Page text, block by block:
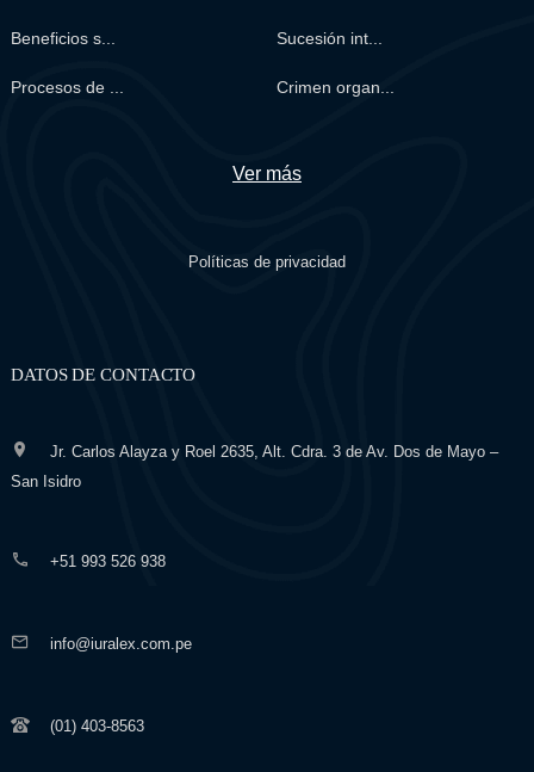
Beneficios s... Sucesión int...
Procesos de ... Crimen organ...
Ver más
Políticas de privacidad
DATOS DE CONTACTO
Jr. Carlos Alayza y Roel 2635, Alt. Cdra. 3 de Av. Dos de Mayo –
San Isidro
+51 993 526 938
info@iuralex.com.pe
(01) 403-8563